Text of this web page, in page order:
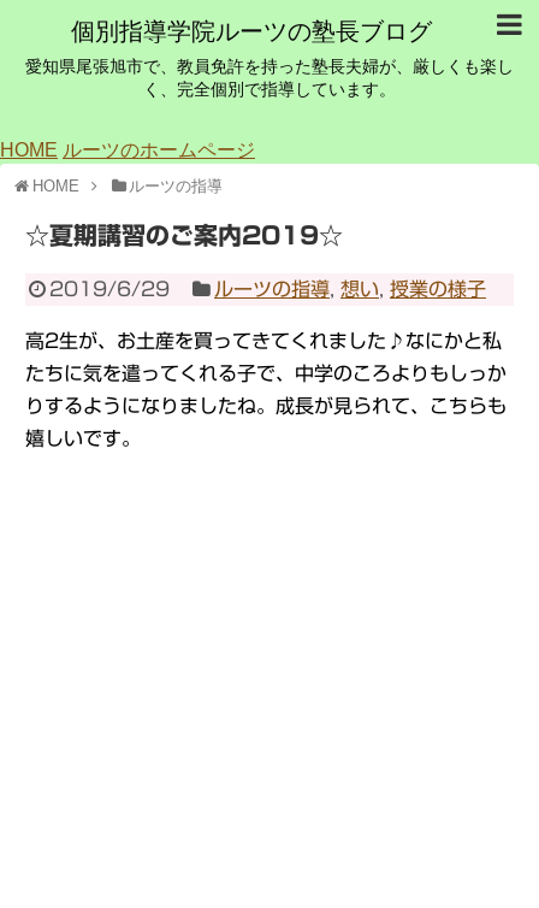
個別指導学院ルーツの塾長ブログ
愛知県尾張旭市で、教員免許を持った塾長夫婦が、厳しくも楽し
く、完全個別で指導しています。
HOME ルーツのホームページ
HOME ルーツの指導
☆夏期講習のご案内2019☆
2019/6/29 ルーツの指導 ,想い ,授業の様子
高2生が、お土産を買ってきてくれました♪なにかと私
たちに気を遣ってくれる子で、中学のころよりもしっか
りするようになりましたね。成長が見られて、こちらも
嬉しいです。